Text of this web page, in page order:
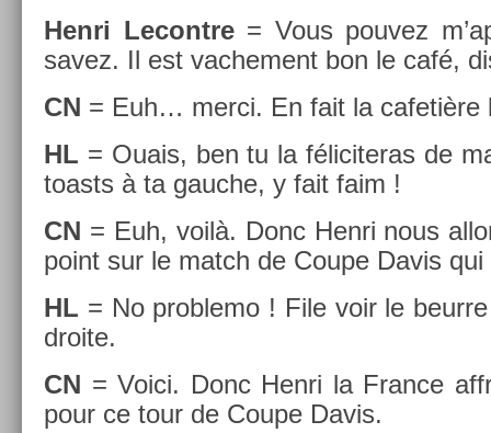
Henri Lecontre= Vous pouvez
savez. Il est vac­he­ment bon le café,
CN = Euh… merci. En fait la cafetiè­re
HL = Ouais, ben tu la féliciteras de
toasts à ta gauc­he, y fait faim !
CN = Euh, voilà. Donc Henri nous
point sur le match de Coupe Davis qui
HL = No pro­blemo ! File voir le
droite.
CN = Voici. Donc Henri la Fran­ce
pour ce tour de Coupe Davis.